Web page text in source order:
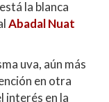
la blanca
Abadal Nuat
uva, aún más
en otra
interés en la